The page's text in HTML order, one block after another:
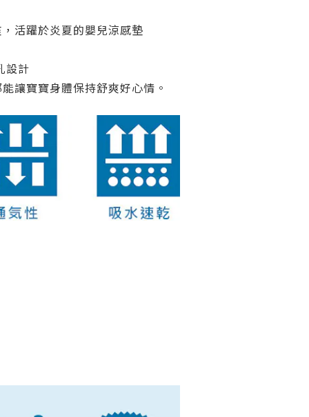
活躍於炎夏的嬰兒涼感墊
設計
讓寶寶身體保持舒爽好心情。